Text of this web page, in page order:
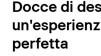
Docce di
perfetta